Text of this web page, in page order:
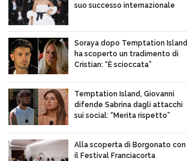
suo successo internazionale
Soraya dopo Temptation Island
ha scoperto un tradimento di
Cristian: “È scioccata”
Temptation Island, Giovanni
difende Sabrina dagli attacchi
sui social: “Merita rispetto”
Alla scoperta di Borgonato con
il Festival Franciacorta